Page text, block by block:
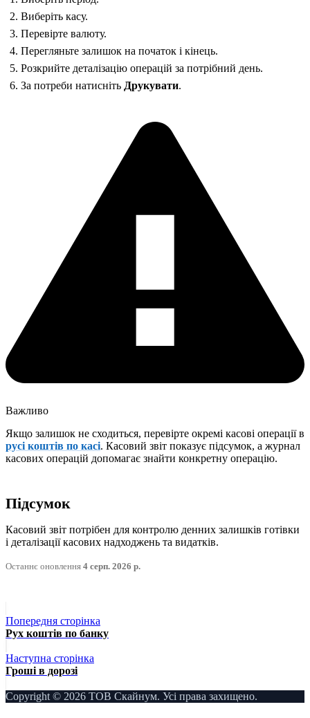
Виберіть касу.
Перевірте валюту.
Перегляньте залишок на початок і кінець.
Розкрийте деталізацію операцій за потрібний день.
За потреби натисніть Друкувати.
Важливо
Якщо залишок не сходиться, перевірте окремі касові операції в
русі коштів по касі. Касовий звіт показує підсумок, а журнал
касових операцій допомагає знайти конкретну операцію.
Підсумок
Касовий звіт потрібен для контролю денних залишків готівки
і деталізації касових надходжень та видатків.
Останнє оновлення 4 серп. 2026 р.
Попередня сторінка
Рух коштів по банку
Наступна сторінка
Гроші в дорозі
Copyright © 2026 ТОВ Скайнум. Усі права захищено.